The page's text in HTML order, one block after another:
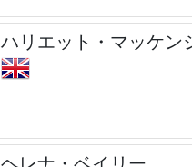
ハリエット・マッケン